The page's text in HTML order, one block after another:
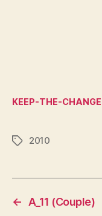
KEEP-THE-CHANGE
Étiquettes
2010
← A_11 (Couple)